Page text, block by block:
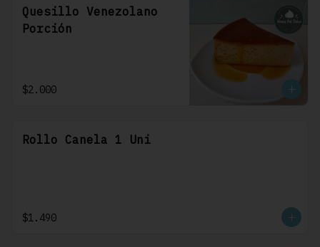
Quesillo Venezolano
Porción
$2.000
Rollo Canela 1 Uni
$1.490